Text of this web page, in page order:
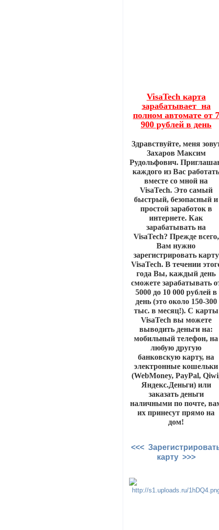
VisaTech карта
зарабатывает на
полном автомате от 7
900 рублей в день
Здравствуйте, меня
Захаров Максим
Рудольфович.
каждого из Вас
вместе со мной на
VisaTech. Это самый
быстрый, безопасный и
простой заработок в
интернете. Как
зарабатывать на
VisaTech? Прежде всего,
Вам нужно
зарегистрировать карту
VisaTech. В течении
года Вы, каждый день
сможете зарабатывать
5000 до 10 000 рублей в
день (это около 150-300
тыс. в месяц!). С карты
VisaTech вы можете
выводить деньги на:
мобильный телефон, на
любую другую
банковскую карту, на
электронные кошельки
(WebMoney, PayPal,
Яндекс.Деньги) или
заказать деньги
наличными по почте,
их принесут прямо на
дом!
<<<
карту >>>